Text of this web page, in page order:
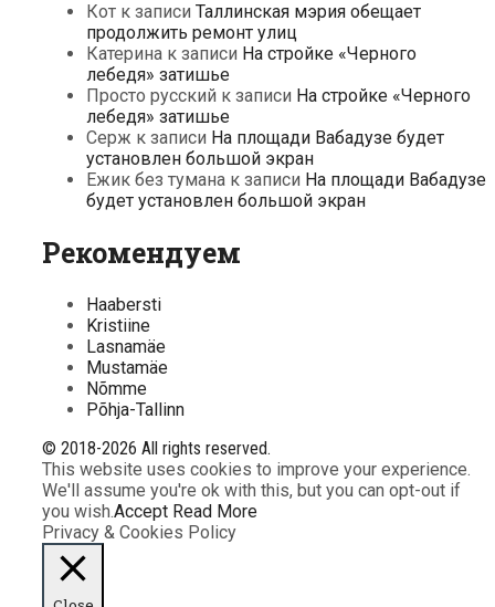
Кот к записи Таллинская мэрия обещает
продолжить ремонт улиц
Катерина к записи На стройке «Черного
лебедя» затишье
Просто русский к записи На стройке «Черного
лебедя» затишье
Серж к записи На площади Вабадузе будет
установлен большой экран
Ежик без тумана к записи На площади Вабадузе
будет установлен большой экран
Рекомендуем
Haabersti
Kristiine
Lasnamäe
Mustamäe
Nõmme
Põhja-Tallinn
© 2018-2026 All rights reserved.
This website uses cookies to improve your experience.
We'll assume you're ok with this, but you can opt-out if
you wish.Accept Read More
Privacy & Cookies Policy